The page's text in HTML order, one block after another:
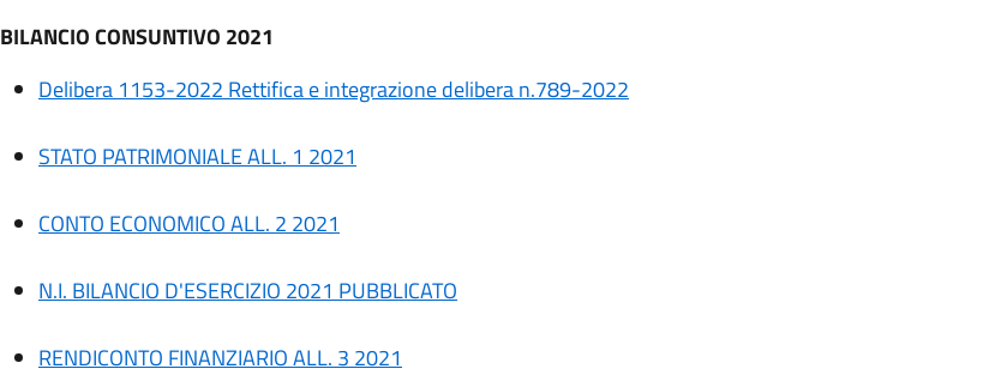
BILANCIO CONSUNTIVO 2021
Delibera 1153-2022 Rettifica e integrazione delibera n.789-2022
STATO PATRIMONIALE ALL. 1 2021
CONTO ECONOMICO ALL. 2 2021
N.I. BILANCIO D'ESERCIZIO 2021 PUBBLICATO
RENDICONTO FINANZIARIO ALL. 3 2021